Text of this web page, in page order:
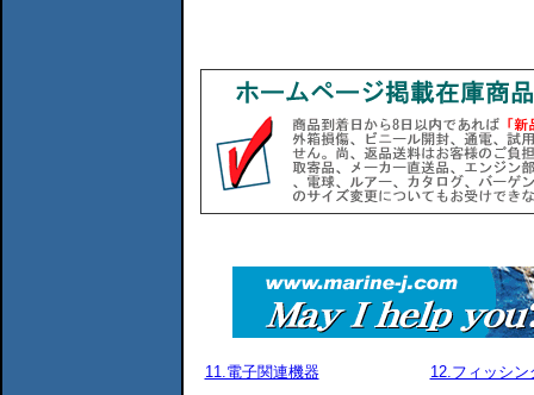
11.電子関連機器
12.フィッシン